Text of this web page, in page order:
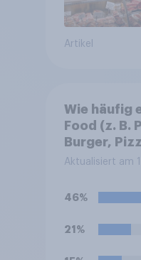
Artikel
Wie häufig
Food (z. B.
Burger,
Chicken
Aktualisiert am
46%
21%